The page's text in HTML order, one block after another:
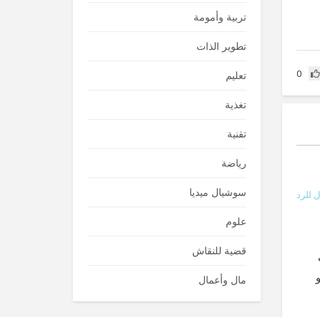
0
للرد
تربية وأمومة
تطوير الذات
تعليم
تغذية
تقنية
رياضة
سوشيال ميديا
علوم
قضية للنقاش
مال وأعمال